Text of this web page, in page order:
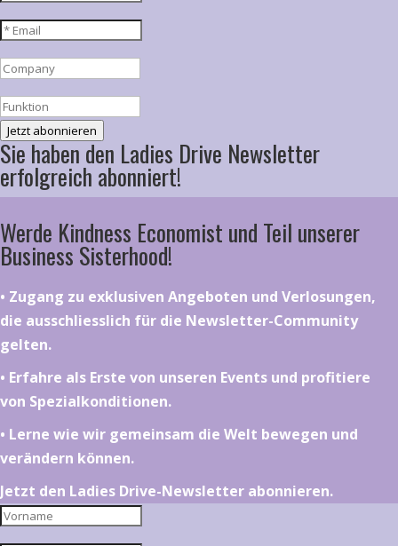
Jetzt abonnieren
Sie haben den Ladies Drive Newsletter
erfolgreich abonniert!
Werde Kindness Economist und Teil unserer
Business Sisterhood!
•⁠ ⁠⁠Zugang zu exklusiven Angeboten und Verlosungen,
die ausschliesslich für die Newsletter-Community
gelten.
•⁠ ⁠⁠Erfahre als Erste von unseren Events und profitiere
von Spezialkonditionen.
•⁠ ⁠⁠Lerne wie wir gemeinsam die Welt bewegen und
verändern können.
Jetzt den Ladies Drive-Newsletter abonnieren.